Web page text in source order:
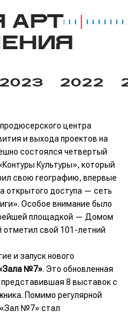
АРТ
2023 2022
центра
и выхода проектов на
состоялся четвертый
Культуры», который
свою географию, впервые
открытого доступа — сеть
Особое внимание было
площадкой — Домом
отметил свой 101-летний
и запуск нового
№7». Это обновленная
8 выставок с
Помимо регулярной
«Зал №7» стал